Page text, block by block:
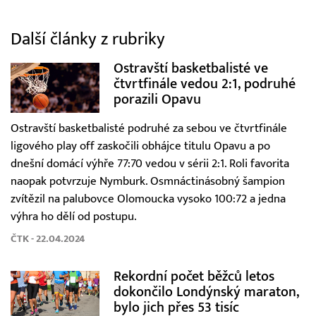
Další články z rubriky
Ostravští basketbalisté ve
čtvrtfinále vedou 2:1, podruhé
porazili Opavu
Ostravští basketbalisté podruhé za sebou ve čtvrtfinále
ligového play off zaskočili obhájce titulu Opavu a po
dnešní domácí výhře 77:70 vedou v sérii 2:1. Roli favorita
naopak potvrzuje Nymburk. Osmnáctinásobný šampion
zvítězil na palubovce Olomoucka vysoko 100:72 a jedna
výhra ho dělí od postupu.
ČTK - 22.04.2024
Rekordní počet běžců letos
dokončilo Londýnský maraton,
bylo jich přes 53 tisíc